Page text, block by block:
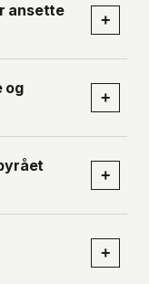
ansette
+
og
+
+
+